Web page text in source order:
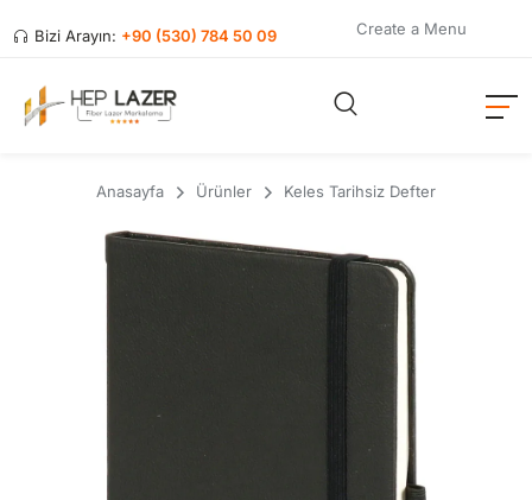
Bizi Arayın: +90 (530) 784 50 09 Create a Menu
Anasayfa Ürünler Keles Tarihsiz Defter